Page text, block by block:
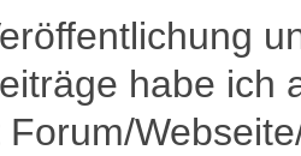
habe ich
Forum/